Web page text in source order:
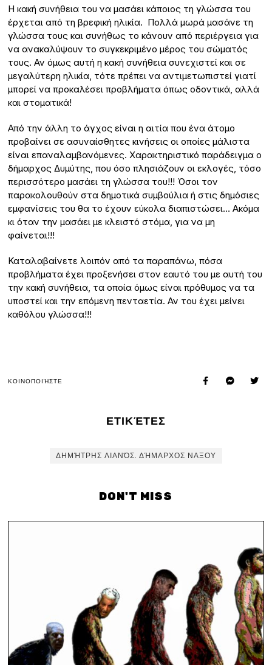
Η κακή συνήθεια του να μασάει κάποιος τη γλώσσα του
έρχεται από τη βρεφική ηλικία. Πολλά μωρά μασάνε τη
γλώσσα τους και συνήθως το κάνουν από περιέργεια για
να ανακαλύψουν το συγκεκριμένο μέρος του σώματός
τους. Αν όμως αυτή η κακή συνήθεια συνεχιστεί και σε
μεγαλύτερη ηλικία, τότε πρέπει να αντιμετωπιστεί γιατί
μπορεί να προκαλέσει προβλήματα όπως οδοντικά, αλλά
και στοματικά!
Από την άλλη το άγχος είναι η αιτία που ένα άτομο
προβαίνει σε ασυναίσθητες κινήσεις οι οποίες μάλιστα
είναι επαναλαμβανόμενες. Χαρακτηριστικό παράδειγμα ο
δήμαρχος Δυμύτης, που όσο πλησιάζουν οι εκλογές, τόσο
περισσότερο μασάει τη γλώσσα του!!! Όσοι τον
παρακολουθούν στα δημοτικά συμβούλια ή στις δημόσιες
εμφανίσεις του θα το έχουν εύκολα διαπιστώσει… Ακόμα
κι όταν την μασάει με κλειστό στόμα, για να μη
φαίνεται!!!
Καταλαβαίνετε λοιπόν από τα παραπάνω, πόσα
προβλήματα έχει προξενήσει στον εαυτό του με αυτή του
την κακή συνήθεια, τα οποία όμως είναι πρόθυμος να τα
υποστεί και την επόμενη πενταετία. Αν του έχει μείνει
καθόλου γλώσσα!!!
ΚΟΙΝΟΠΟΙΉΣΤΕ
ΕΤΙΚΈΤΕΣ
ΔΗΜΉΤΡΗΣ ΛΙΑΝΌΣ. ΔΉΜΑΡΧΟΣ ΝΑΞΟΥ
DON'T MISS